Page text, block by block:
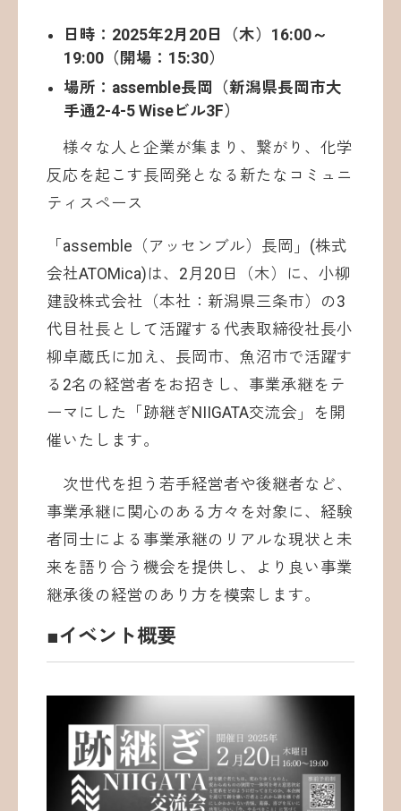
©ATOMica Inc., All Rights Reserved.
日時：2025年2月20日（木）16:00～
19:00（開場：15:30）
場所：assemble長岡（新潟県長岡市大
手通2-4-5 Wiseビル3F）
様々な人と企業が集まり、繋がり、化学
反応を起こす長岡発となる新たなコミュニ
ティスペース
「assemble（アッセンブル）長岡」(株式
会社ATOMica)は、2月20日（木）に、小柳
建設株式会社（本社：新潟県三条市）の3
代目社長として活躍する代表取締役社長小
柳卓蔵氏に加え、長岡市、魚沼市で活躍す
る2名の経営者をお招きし、事業承継をテ
ーマにした「跡継ぎNIIGATA交流会」を開
催いたします。
次世代を担う若手経営者や後継者など、
事業承継に関心のある方々を対象に、経験
者同士による事業承継のリアルな現状と未
来を語り合う機会を提供し、より良い事業
継承後の経営のあり方を模索します。
■イベント概要